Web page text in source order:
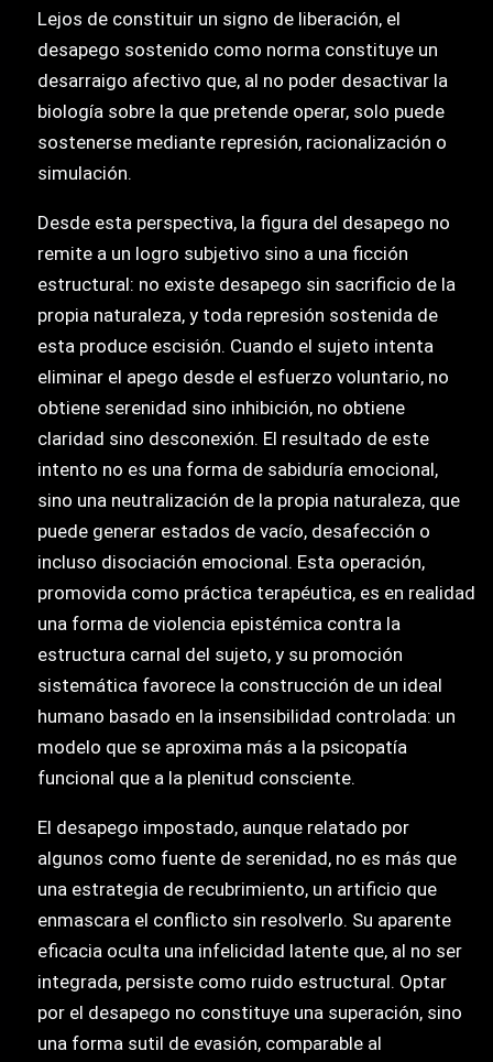
Lejos de constituir un signo de liberación, el
desapego sostenido como norma constituye un
desarraigo afectivo que, al no poder desactivar la
biología sobre la que pretende operar, solo puede
sostenerse mediante represión, racionalización o
simulación.
Desde esta perspectiva, la figura del desapego no
remite a un logro subjetivo sino a una ficción
estructural: no existe desapego sin sacrificio de la
propia naturaleza, y toda represión sostenida de
esta produce escisión. Cuando el sujeto intenta
eliminar el apego desde el esfuerzo voluntario, no
obtiene serenidad sino inhibición, no obtiene
claridad sino desconexión. El resultado de este
intento no es una forma de sabiduría emocional,
sino una neutralización de la propia naturaleza, que
puede generar estados de vacío, desafección o
incluso disociación emocional. Esta operación,
promovida como práctica terapéutica, es en realidad
una forma de violencia epistémica contra la
estructura carnal del sujeto, y su promoción
sistemática favorece la construcción de un ideal
humano basado en la insensibilidad controlada: un
modelo que se aproxima más a la psicopatía
funcional que a la plenitud consciente.
El desapego impostado, aunque relatado por
algunos como fuente de serenidad, no es más que
una estrategia de recubrimiento, un artificio que
enmascara el conflicto sin resolverlo. Su aparente
eficacia oculta una infelicidad latente que, al no ser
integrada, persiste como ruido estructural. Optar
por el desapego no constituye una superación, sino
una forma sutil de evasión, comparable al